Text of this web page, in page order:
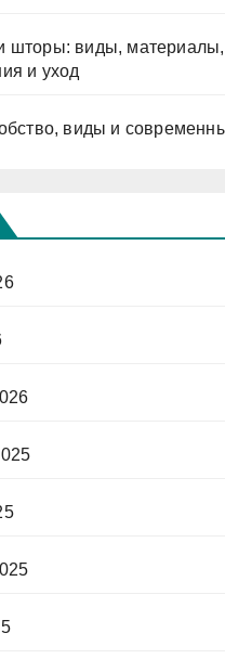
шторы: виды,
и уход
виды и